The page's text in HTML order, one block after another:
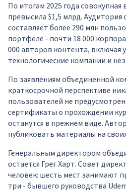
По итогам 2025 года
превысила $1,5 млрд. Аудитория
составляет более 290 млн
портфеле - почти 18 000
000 авторов контента, включая
технологические компании и
По заявлениям объединенной
краткосрочной перспективе
пользователей не
сертификаты о прохождении
останутся в прежнем виде.
публиковать материалы на
Генеральным директором
остается Грег Харт. Совет
человек: шесть мест занимают
три - бывшего руководства